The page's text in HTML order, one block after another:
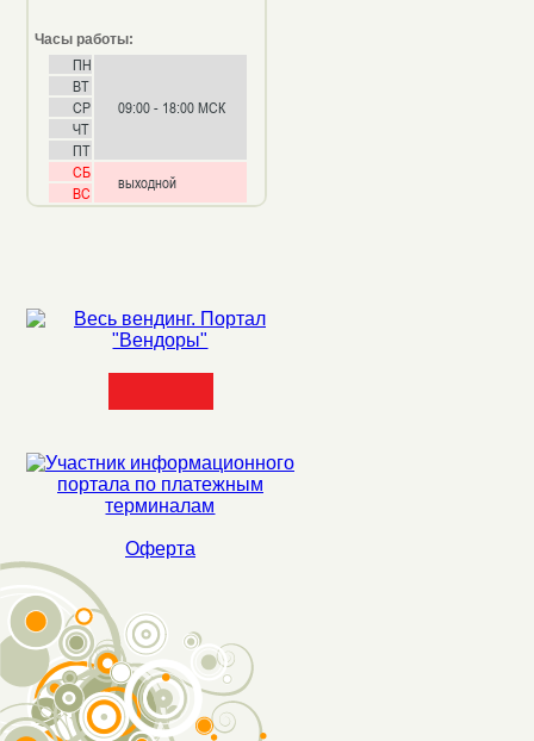
Часы работы:
ПН
09:00 - 18:00 МСК
ВТ
СР
ЧТ
ПТ
СБ
выходной
ВС
Оферта